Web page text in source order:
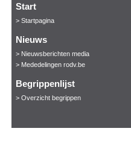
Start
> Startpagina
Nieuws
> Nieuwsberichten media
> Mededelingen rodv.be
Begrippenlijst
> Overzicht begrippen